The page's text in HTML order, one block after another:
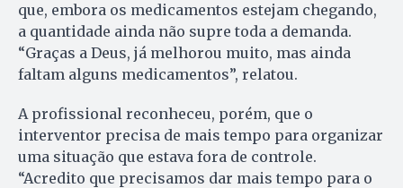
que, embora os medicamentos estejam chegando,
a quantidade ainda não supre toda a demanda.
“Graças a Deus, já melhorou muito, mas ainda
faltam alguns medicamentos”, relatou.
A profissional reconheceu, porém, que o
interventor precisa de mais tempo para organizar
uma situação que estava fora de controle.
“Acredito que precisamos dar mais tempo para o